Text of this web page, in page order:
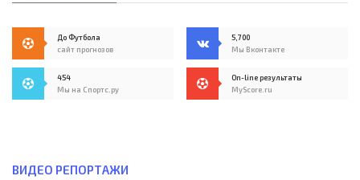
До Футбола
сайт прогнозов
5,700
Мы Вконтакте
454
Мы на Спортс.ру
On-line результаты
MyScore.ru
ВИДЕО РЕПОРТАЖИ